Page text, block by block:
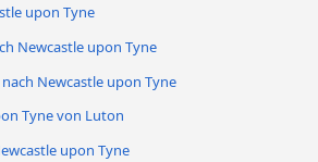
upon Tyne
Newcastle upon Tyne
Newcastle upon Tyne
Tyne von Luton
upon Tyne